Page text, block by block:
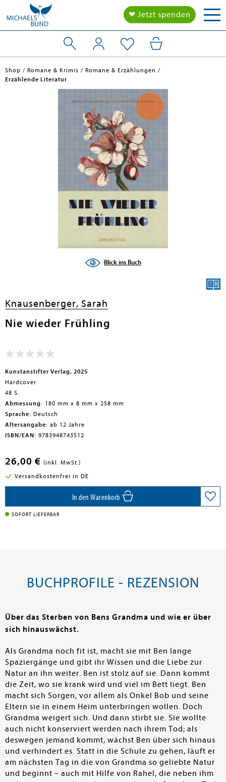
❤ Jetzt spenden
Shop Romane & Krimis
Romane & Erzählungen
Erzählende Literatur
Blick ins Buch
Knausenberger, Sarah
Nie wieder Frühling
Kunstanstifter Verlag, 2025
Hardcover
48 S.
Abmessung: 180 mm x 8 mm x 258 mm
Sprache: Deutsch
Altersangabe: ab 12 Jahre
ISBN/EAN: 9783948743512
26,00 € (inkl. MwSt.)
Versandkostenfrei in DE
In den Warenkorb
SOFORT LIEFERBAR
BUCHPROFILE - REZENSION
Über das Sterben von Bens Grandma und wie er über
sich hinauswächst.
Als Grandma noch fit ist, macht sie mit Ben lange
Spaziergänge und gibt ihr Wissen und die Liebe zur
Natur an ihn weiter. Ben ist stolz auf sie. Dann kommt
die Zeit, wo sie krank wird und viel im Bett liegt. Ben
macht sich Sorgen, vor allem als Onkel Bob und seine
Eltern sie in einem Heim unterbringen wollen. Doch
Grandma weigert sich. Und dann stirbt sie. Sie wollte
auch nicht konserviert werden nach ihrem Tod; als
deswegen jemand kommt, wächst Ben über sich hinaus
und verhindert es. Statt in die Schule zu gehen, läuft er
am nächsten Tag in die von Grandma so geliebte Natur
und beginnt – auch mit Hilfe von Rahel, die neben ihm